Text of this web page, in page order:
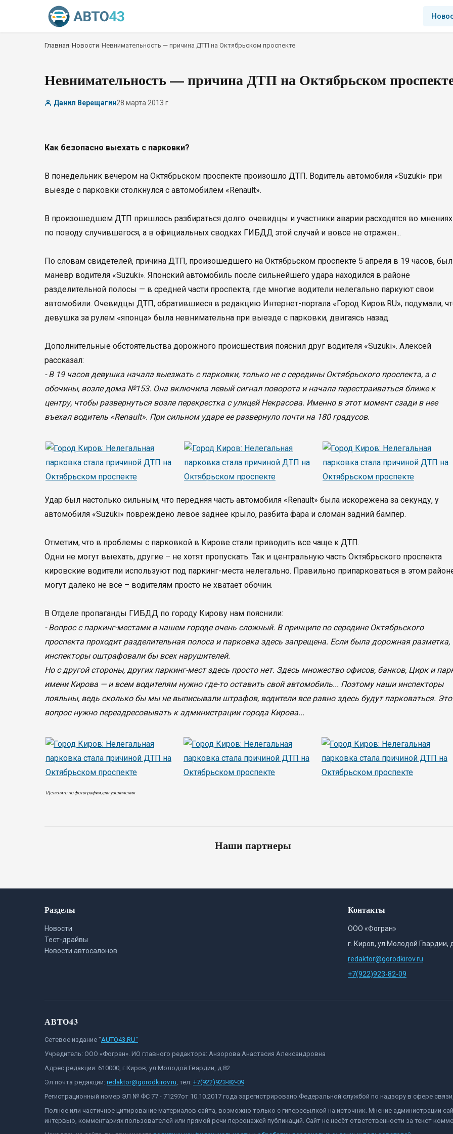
Главная Новости Невнимательность — причина ДТП на Октябрьском проспекте
Невнимательность — причина ДТП на Октябрьском
Данил Верещагин28 марта 2013 г.
Как безопасно выехать с парковки?
В понедельник вечером на Октябрьском проспекте произошло ДТП. Водитель автомобиля «Suzuki» при
выезде с парковки столкнулся с автомобилем «Renault».
В произошедшем ДТП пришлось разбираться долго: очевидцы и участники аварии расходятся во мнениях
по поводу случившегося, а в официальных сводках ГИБДД этой случай и вовсе не отражен...
По словам свидетелей, причина ДТП, произошедшего на Октябрьском проспекте 5 апреля в 19 часов, был
маневр водителя «Suzuki». Японский автомобиль после сильнейшего удара находился в районе
разделительной полосы — в средней части проспекта, где многие водители нелегально паркуют свои
автомобили. Очевидцы ДТП, обратившиеся в редакцию Интернет-портала «Город Киров.RU», подумали,
девушка за рулем «японца» была невнимательна при выезде с парковки, двигаясь назад.
Дополнительные обстоятельства дорожного происшествия пояснил друг водителя «Suzuki». Алексей
рассказал:
- В 19 часов девушка начала выезжать с парковки, только не с середины Октябрьского проспекта, а с
обочины, возле дома №153. Она включила левый сигнал поворота и начала перестраиваться ближе к
центру, чтобы развернуться возле перекрестка с улицей Некрасова. Именно в этот момент сзади в нее
въехал водитель «Renault». При сильном ударе ее развернуло почти на 180 градусов.
Удар был настолько сильным, что передняя часть автомобиля «Renault» была искорежена за секунду, у
автомобиля «Suzuki» повреждено левое заднее крыло, разбита фара и сломан задний бампер.
Отметим, что в проблемы с парковкой в Кирове стали приводить все чаще к ДТП.
Одни не могут выехать, другие – не хотят пропускать. Так и центральную часть Октябрьского проспекта
кировские водители используют под паркинг-места нелегально. Правильно припарковаться в этом
могут далеко не все – водителям просто не хватает обочин.
В Отделе пропаганды ГИБДД по городу Кирову нам пояснили:
- Вопрос с паркинг-местами в нашем городе очень сложный. В принципе по середине Октябрьского
проспекта проходит разделительная полоса и парковка здесь запрещена. Если была дорожная разметка,
инспекторы оштрафовали бы всех нарушителей.
Но с другой стороны, других паркинг-мест здесь просто нет. Здесь множество офисов, банков, Цирк и
имени Кирова — и всем водителям нужно где-то оставить свой автомобиль... Поэтому наши инспекторы
лояльны, ведь сколько бы мы не выписывали штрафов, водители все равно здесь будут парковаться.
вопрос нужно переадресовывать к администрации города Кирова...
Щелкните по фотографии для увеличения
Наши партнеры
Разделы
Новости
Тест-драйвы
Новости автосалонов
Контакты
ООО «Фогран»
г. Киров, ул.Молодой Гвардии,
redaktor@gorodkirov.ru
+7(922)923-82-09
АВТО43
Сетевое издание "AUTO43.RU"
Учредитель: ООО «Фогран». ИО главного редактора: Анзорова Анастасия Александровна
Адрес редакции: 610000, г.Киров, ул.Молодой Гвардии, д.82
Эл.почта редакции: redaktor@gorodkirov.ru, тел: +7(922)923-82-09
Регистрационный номер ЭЛ № ФС 77 - 71297от 10.10.2017 года зарегистрировано Федеральной службой по надзору в сфере
Полное или частичное цитирование материалов сайта, возможно только с гиперссылкой на источник. Мнение администрации
интервью, комментариях пользователей или прямой речи персонажей публикаций. Сайт не несёт ответственности за текст